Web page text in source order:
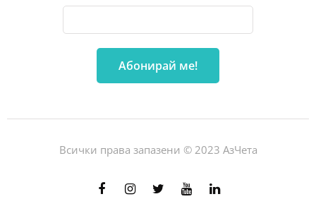
Всички права запазени © 2023 АзЧета